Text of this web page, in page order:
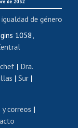
de títulos
Estudiantil
1058,
| Dra.
| Sur |
correos |
de género